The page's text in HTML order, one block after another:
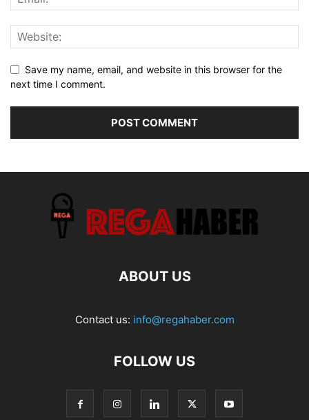
Save my name, email, and website in this browser for the
next time I comment.
ABOUT US
Contact us: info@regahaber.com
FOLLOW US